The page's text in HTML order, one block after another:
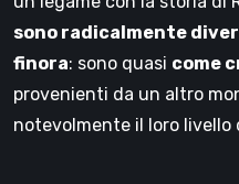
sono radicalmente
finora: sono quasi come
provenienti da un altro
notevolmente il loro livello